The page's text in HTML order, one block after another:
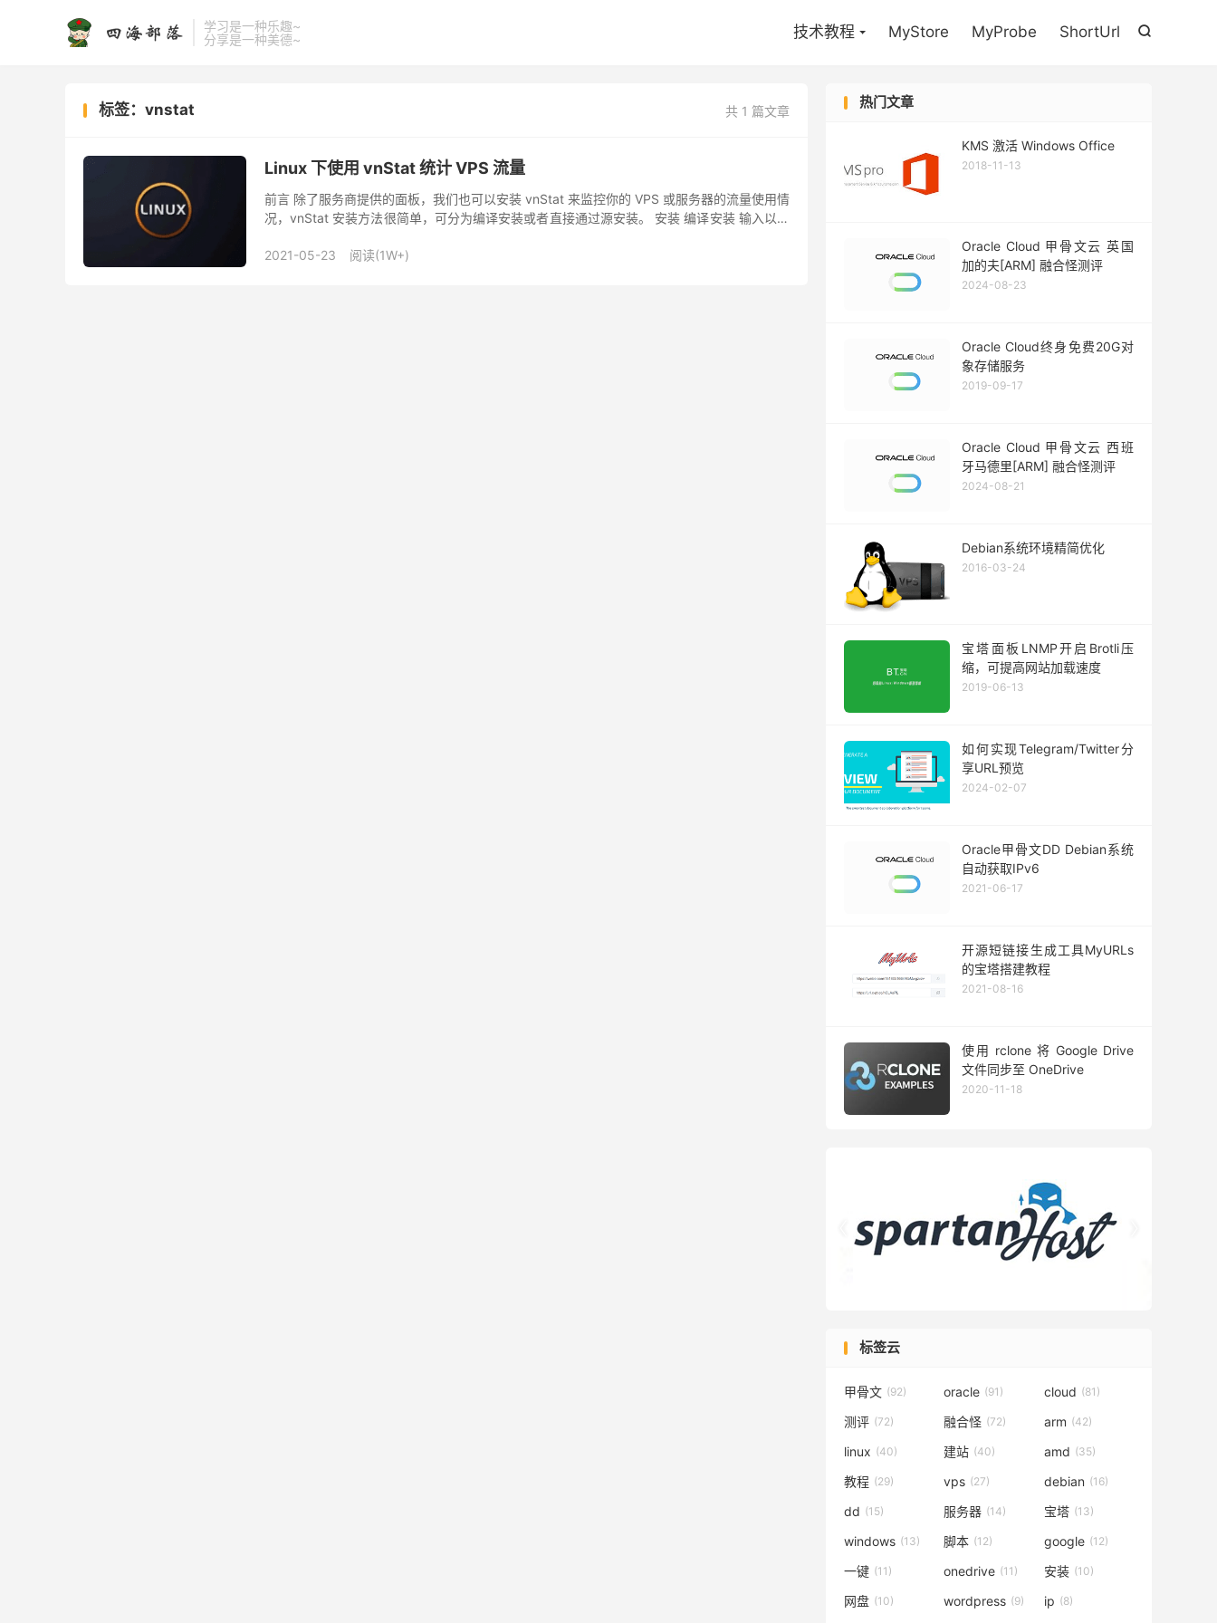
学习是一种乐趣~
分享是一种美德~

技术教程 MyStore MyProbe ShortUrl
共 1 篇文章
标签：vnstat
Linux 下使用 vnStat 统计 VPS 流量
前言 除了服务商提供的面板，我们也可以安装 vnStat 来监控你的 VPS 或服务器的流量使用情
况，vn­Stat 安装方法很简单，可分为编译安装或者直接通过源安装。 安装 编译安装 输入以下
2021-05-23
阅读(1W+)
热门文章
KMS 激活 Windows Office
2018-11-13
Oracle Cloud 甲骨文云 英国
加的夫[ARM] 融合怪测评
2024-08-23
Oracle Cloud终身免费20G对
象存储服务
2019-09-17
Oracle Cloud 甲骨文云 西班
牙马德里[ARM] 融合怪测评
2024-08-21
Debian系统环境精简优化
2016-03-24
宝塔面板LNMP开启Brotli压
缩，可提高网站加载速度
2019-06-13
如何实现Telegram/Twitter分
享URL预览
2024-02-07
Oracle甲骨文DD Debian系统
自动获取IPv6
2021-06-17
开源短链接生成工具MyURLs
的宝塔搭建教程
2021-08-16
使用 rclone 将 Google Drive
文件同步至 OneDrive
2020-11-18
标签云
甲骨文 (92) oracle (91) cloud (81)
测评 (72) 融合怪 (72) arm (42)
linux (40) 建站 (40) amd (35)
教程 (29) vps (27) debian (16)
dd (15) 服务器 (14) 宝塔 (13)
windows (13) 脚本 (12) google (12)
一键 (11) onedrive (11) 安装 (10)
网盘 (10) wordpress (9) ip (8)